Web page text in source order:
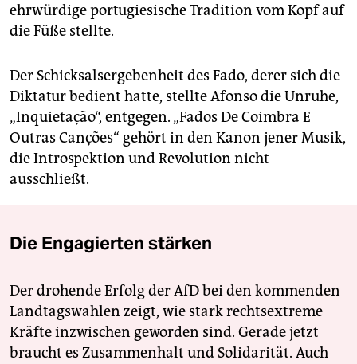
ehrwürdige portugiesische Tradition vom Kopf auf
die Füße stellte.
Der Schicksalsergebenheit des Fado, derer sich die
Diktatur bedient hatte, stellte Afonso die Unruhe,
„Inquietação“, entgegen. „Fados De Coimbra E
Outras Canções“ gehört in den Kanon jener Musik,
die Introspektion und Revolution nicht
ausschließt.
Die Engagierten stärken
Der drohende Erfolg der AfD bei den kommenden
Landtagswahlen zeigt, wie stark rechtsextreme
Kräfte inzwischen geworden sind. Gerade jetzt
braucht es Zusammenhalt und Solidarität. Auch